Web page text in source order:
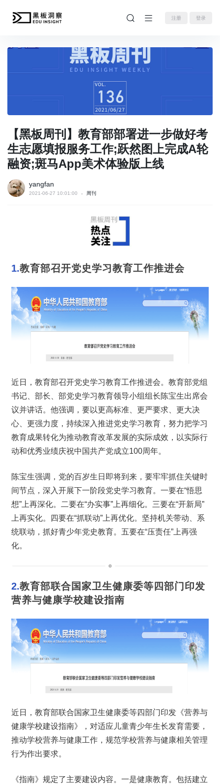
注册 登录
【黑板周刊】教育部部署进一步做好考
生志愿填报服务工作;跃然图上完成A轮
融资;斑马App美术体验版上线
yangfan
2021-06-27 10:01:00 周刊
1.教育部召开党史学习教育工作推进会
近日，教育部召开党史学习教育工作推进会。教育部党组
书记、部长、部党史学习教育领导小组组长陈宝生出席会
议并讲话。他强调，要以更高标准、更严要求、更大决
心、更强力度，持续深入推进党史学习教育，努力把学习
教育成果转化为推动教育改革发展的实际成效，以实际行
动和优秀业绩庆祝中国共产党成立100周年。
陈宝生强调，党的百岁生日即将到来，要牢牢抓住关键时
间节点，深入开展下一阶段党史学习教育。一要在“悟思
想”上再深化。二要在“办实事”上再细化。三要在“开新局”
上再实化。四要在“抓联动”上再优化。坚持机关带动、系
统联动，抓好青少年党史教育。五要在“压责任”上再强
化。
2.教育部联合国家卫生健康委等四部门印发
营养与健康学校建设指南
近日，教育部联合国家卫生健康委等四部门印发《营养与
健康学校建设指南》，对适应儿童青少年生长发育需要，
推动学校营养与健康工作，规范学校营养与健康相关管理
行为作出要求。
《指南》规定了主要建设内容。一是健康教育。包括建立